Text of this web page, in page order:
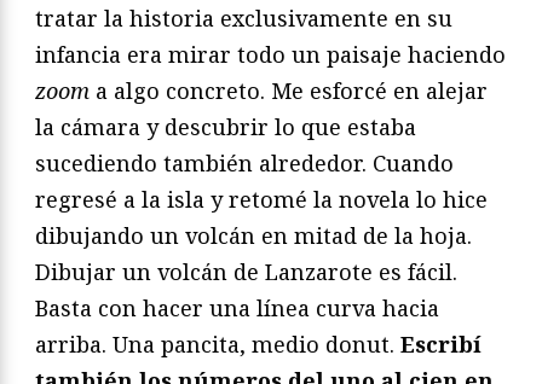
tratar la historia exclusivamente en su
infancia era mirar todo un paisaje haciendo
zoom a algo concreto. Me esforcé en alejar
la cámara y descubrir lo que estaba
sucediendo también alrededor. Cuando
regresé a la isla y retomé la novela lo hice
dibujando un volcán en mitad de la hoja.
Dibujar un volcán de Lanzarote es fácil.
Basta con hacer una línea curva hacia
arriba. Una pancita, medio donut. Escribí